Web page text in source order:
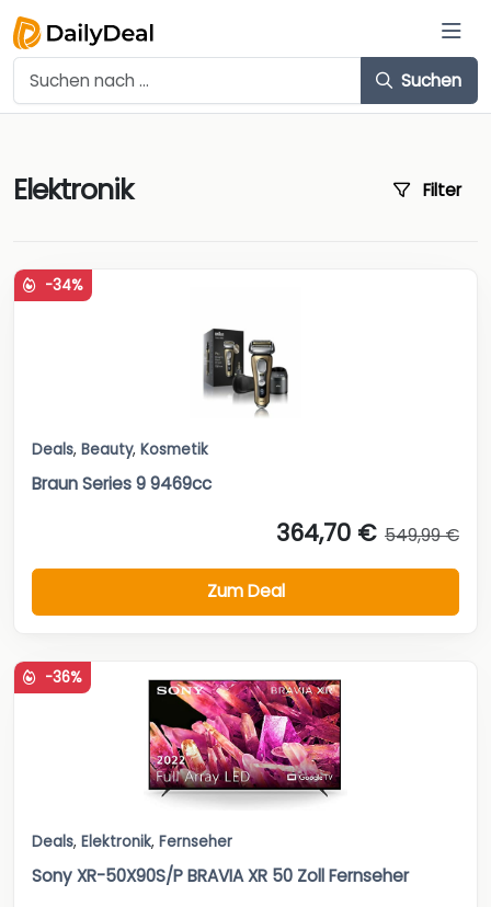
Suchen
Elektronik Filter
-34%
Deals, Beauty, Kosmetik
Braun Series 9 9469cc
364,70 € 549,99 €
Zum Deal
-36%
Deals, Elektronik, Fernseher
Sony XR-50X90S/P BRAVIA XR 50 Zoll Fernseher